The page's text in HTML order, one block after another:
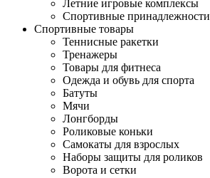
Летние игровые комплексы
Спортивные принадлежности
Спортивные товары
Теннисные ракетки
Тренажеры
Товары для фитнеса
Одежда и обувь для спорта
Батуты
Мячи
Лонгборды
Роликовые коньки
Самокаты для взрослых
Наборы защиты для роликов
Ворота и сетки